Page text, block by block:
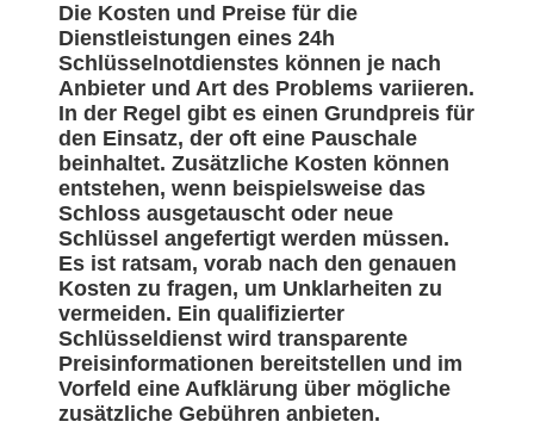
Die Kosten und Preise für die
Dienstleistungen eines 24h
Schlüsselnotdienstes können je nach
Anbieter und Art des Problems variieren.
In der Regel gibt es einen Grundpreis für
den Einsatz, der oft eine Pauschale
beinhaltet. Zusätzliche Kosten können
entstehen, wenn beispielsweise das
Schloss ausgetauscht oder neue
Schlüssel angefertigt werden müssen.
Es ist ratsam, vorab nach den genauen
Kosten zu fragen, um Unklarheiten zu
vermeiden. Ein qualifizierter
Schlüsseldienst wird transparente
Preisinformationen bereitstellen und im
Vorfeld eine Aufklärung über mögliche
zusätzliche Gebühren anbieten.